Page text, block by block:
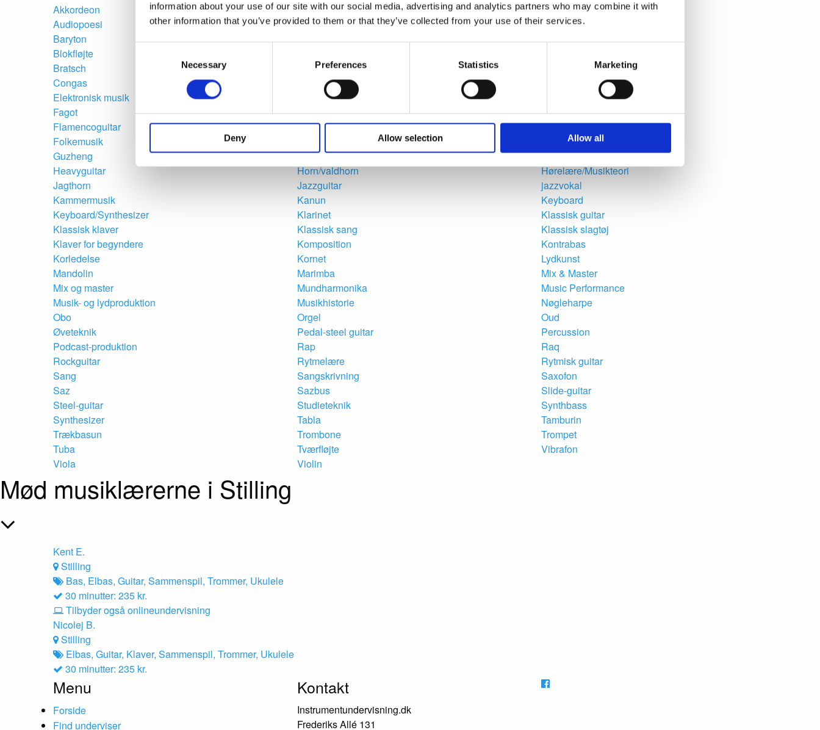
information about your use of our site with our social media, advertising and analytics partners who may combine it with
other information that you’ve provided to them or that they’ve collected from your use of their services.
Necessary Preferences Statistics Marketing
Deny Allow selection Allow all
Akkordeon Akustisk guitar
Althorn
Audiopoesi
Baglama
Banjo
Baryton
Barytonhorn
Basun
Blokfløjte
Bratsch
Cajon
Congas
Darbuka
Elektronisk musik
Engelskhorn
Fagot
Filmmusik
FL Studio
Flamencoguitar
Fløjte
Flygelhorn
Folkemusik
Guitar og sang synkront
Guitarlele
Guzheng
Harmonika
Harmonium
Heavyguitar
Horn/valdhorn
Hørelære/Musikteori
Jagthorn
Jazzguitar
jazzvokal
Kammermusik
Kanun
Keyboard
Keyboard/Synthesizer
Klarinet
Klassisk guitar
Klassisk klaver
Klassisk sang
Klassisk slagtøj
Klaver for begyndere
Komposition
Kontrabas
Korledelse
Kornet
Lydkunst
Mandolin
Marimba
Mix & Master
Mix og master
Mundharmonika
Music Performance
Musik- og lydproduktion
Musikhistorie
Nøgleharpe
Obo
Orgel
Oud
Øveteknik
Pedal-steel guitar
Percussion
Podcast-produktion
Rap
Raq
Rockguitar
Rytmelære
Rytmisk guitar
Sang
Sangskrivning
Saxofon
Saz
Sazbus
Slide-guitar
Steel-guitar
Studieteknik
Synthbass
Synthesizer
Tabla
Tamburin
Trækbasun
Trombone
Trompet
Tuba
Tværfløjte
Vibrafon
Viola
Violin
Mød musiklærerne i Stilling
Kent E.
Stilling
Bas, Elbas, Guitar, Sammenspil, Trommer, Ukulele
30 minutter: 235 kr.
Tilbyder også onlineundervisning
Nicolej B.
Stilling
Elbas, Guitar, Klaver, Sammenspil, Trommer, Ukulele
30 minutter: 235 kr.
Menu
Forside
Find underviser
Kontakt
Instrumentundervisning.dk
Frederiks Allé 131